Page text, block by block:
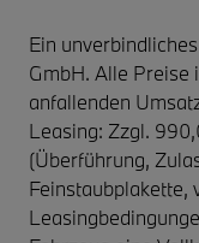
Ein
GmbH. Alle Preise
anfallenden
Leasing: Zzgl.
(Überführung,
Feinstaubplakette,